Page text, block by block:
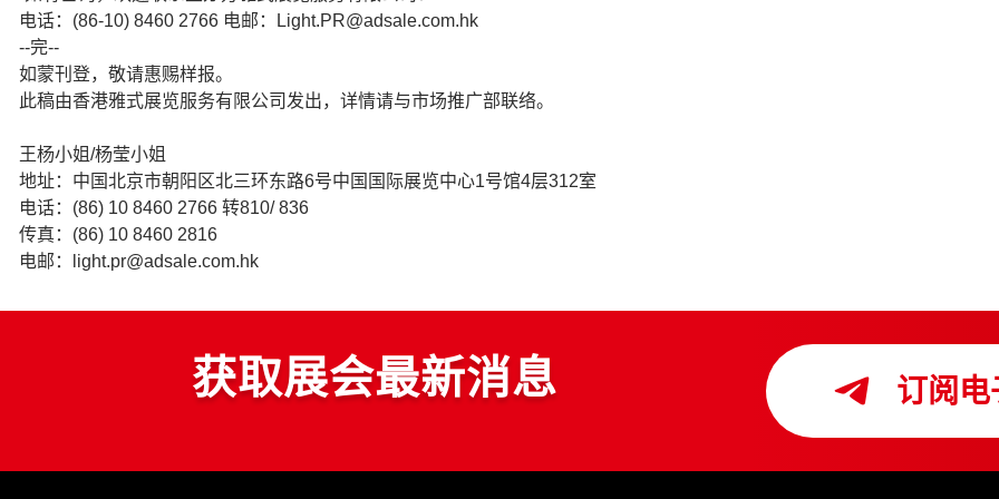
电话：(86-10) 8460 2766 电邮：Light.PR@adsale.com.hk
--完--
如蒙刊登，敬请惠赐样报。
此稿由香港雅式展览服务有限公司发出，详情请与市场推广部联络。
王杨小姐/杨莹小姐
地址：中国北京市朝阳区北三环东路6号中国国际展览中心1号馆4层312室
电话：(86) 10 8460 2766 转810/ 836
传真：(86) 10 8460 2816
电邮：light.pr@adsale.com.hk
获取展会最新消息 订阅电